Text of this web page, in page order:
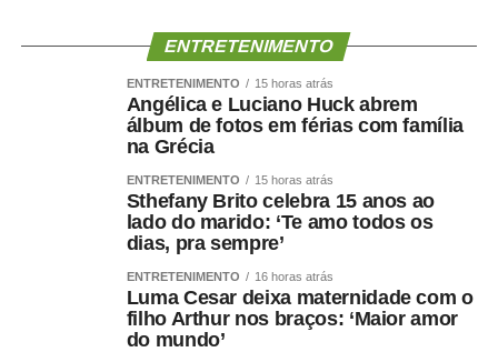
ENTRETENIMENTO
ENTRETENIMENTO 15 horas atrás
Angélica e Luciano Huck abrem
álbum de fotos em férias com família
na Grécia
ENTRETENIMENTO 15 horas atrás
Sthefany Brito celebra 15 anos ao
lado do marido: ‘Te amo todos os
dias, pra sempre’
ENTRETENIMENTO 16 horas atrás
Luma Cesar deixa maternidade com o
filho Arthur nos braços: ‘Maior amor
do mundo’